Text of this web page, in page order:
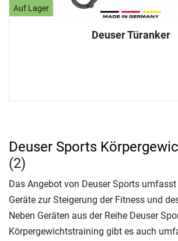
Auf Lager
Deuser Türanker
Deuser Sports
(2)
Das Angebot von Deuser Sports
Geräte zur Steigerung der Fitness und
Neben Geräten aus der Reihe Deuser
Körpergewichtstraining gibt es auch